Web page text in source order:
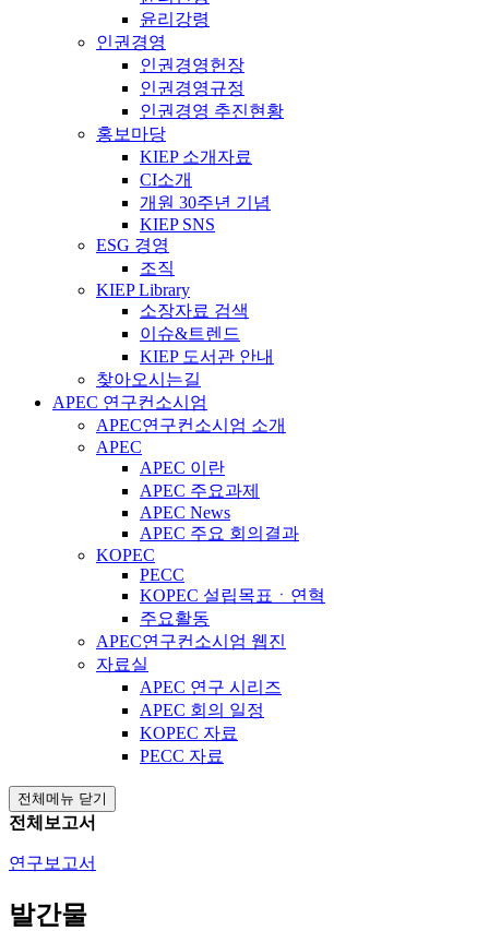
윤리강령
인권경영
인권경영헌장
인권경영규정
인권경영 추진현황
홍보마당
KIEP 소개자료
CI소개
개원 30주년 기념
KIEP SNS
ESG 경영
조직
KIEP Library
소장자료 검색
이슈&트렌드
KIEP 도서관 안내
찾아오시는길
APEC 연구컨소시엄
APEC연구컨소시엄 소개
APEC
APEC 이란
APEC 주요과제
APEC News
APEC 주요 회의결과
KOPEC
PECC
KOPEC 설립목표ㆍ연혁
주요활동
APEC연구컨소시엄 웹진
자료실
APEC 연구 시리즈
APEC 회의 일정
KOPEC 자료
PECC 자료
전체메뉴 닫기
전체보고서
연구보고서
발간물